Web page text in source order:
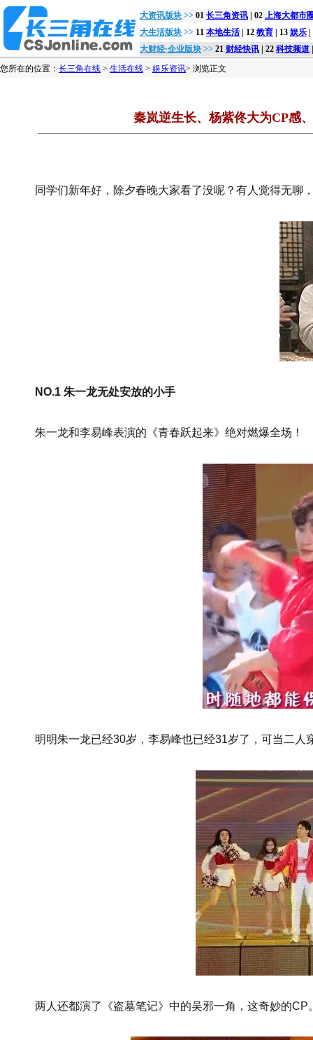
大资讯版块 >> 01 长三角资讯 | 02 上海大都市
大生活版块 >> 11 本地生活 | 12 教育 | 13 娱乐
大财经·企业版块 >> 21 财经快讯 | 22 科技频道
您所在的位置： 长三角在线 > 生活在线 > 娱乐资讯> 浏览正文
秦岚逆生长、杨紫佟大为CP感
同学们新年好，除夕春晚大家看了没呢？有人觉得无聊
NO.1 朱一龙无处安放的小手
朱一龙和李易峰表演的《青春跃起来》绝对燃爆全场！
明明朱一龙已经30岁，李易峰也已经31岁了，可当二
两人还都演了《盗墓笔记》中的吴邪一角，这奇妙的CP